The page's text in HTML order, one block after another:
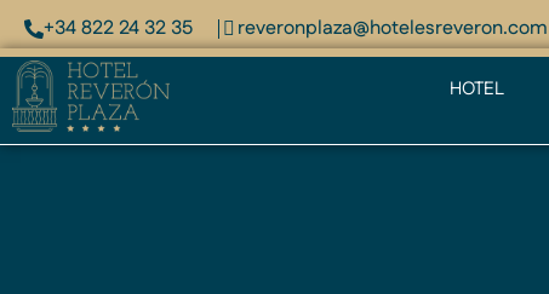
+34 822 24 32 35 reveronplaza@hotelesreveron.com
HOTEL